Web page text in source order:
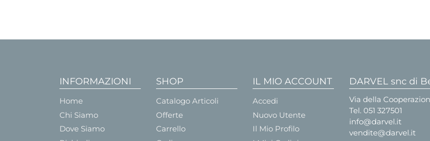
INFORMAZIONI
Home
Chi Siamo
Dove Siamo
SHOP
Catalogo Articoli
Offerte
Carrello
IL MIO ACCOUNT
Accedi
Nuovo Utente
Il Mio Profilo
DARVEL snc di
Via della
Tel. 051 327501
info@darvel.it
vendite@darvel.it